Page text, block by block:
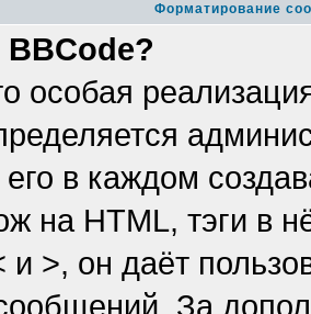
Форматирование
BBCode?
особая
его в каждом
на HTML, тэги в
и >, он даёт
За